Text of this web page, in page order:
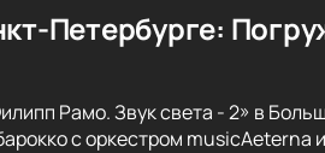
Петербурге:
Рамо. Звук света - 2» в
с оркестром